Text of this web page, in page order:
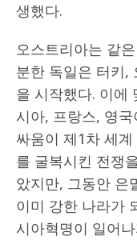
생했다.
오스트리아는 같
분한 독일은 터키,
을 시작했다. 이에
시아, 프랑스, 영
싸움이 제1차 세
를 굴복시킨 전쟁
았지만, 그동안 은
이미 강한 나라가
시아혁명이 일어